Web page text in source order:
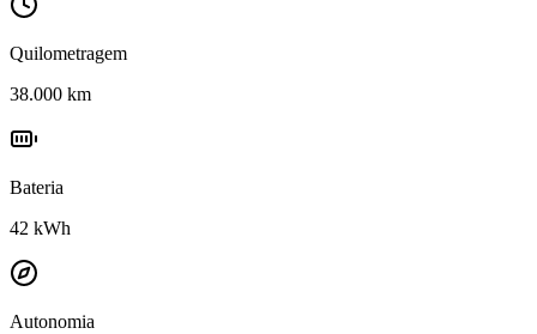
Quilometragem
38.000 km
Bateria
42 kWh
Autonomia